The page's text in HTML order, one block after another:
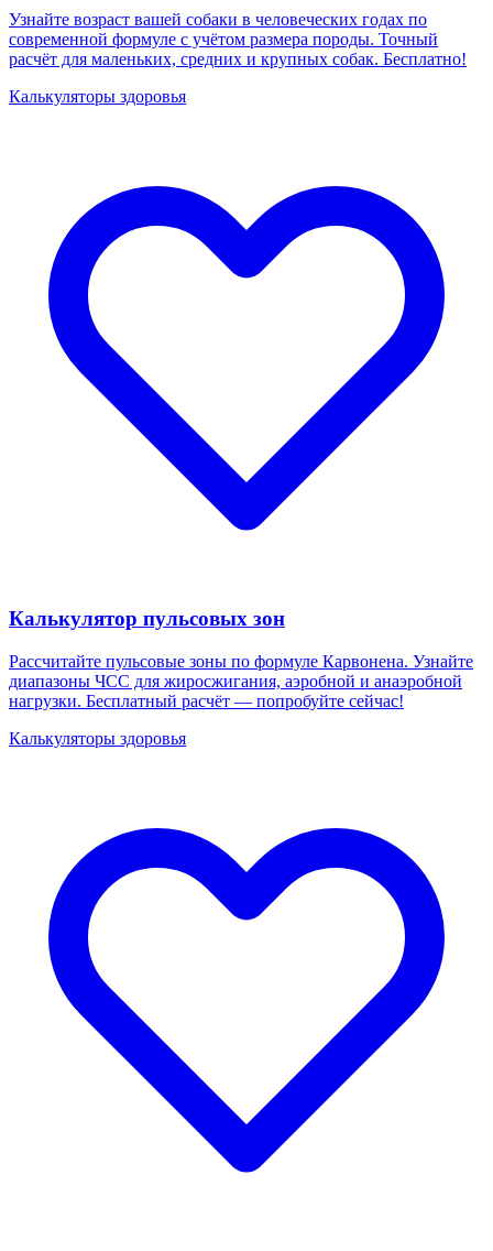
Узнайте возраст вашей собаки в человеческих годах по
современной формуле с учётом размера породы. Точный
расчёт для маленьких, средних и крупных собак. Бесплатно!
Калькуляторы здоровья
Калькулятор пульсовых зон
Рассчитайте пульсовые зоны по формуле Карвонена. Узнайте
диапазоны ЧСС для жиросжигания, аэробной и анаэробной
нагрузки. Бесплатный расчёт — попробуйте сейчас!
Калькуляторы здоровья